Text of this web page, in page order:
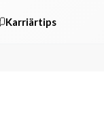
Karriärtips